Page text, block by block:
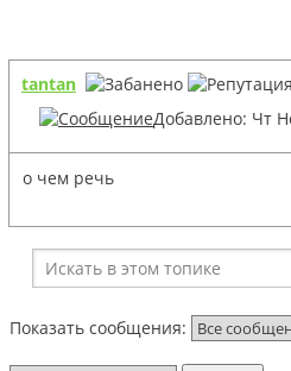
tantan
Добавлено: Чт
о чем речь
Показать сообщения: